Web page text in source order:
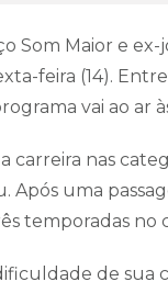
Som Maior e
feira (14).
vai ao ar
carreira nas
Após uma
temporadas no
de